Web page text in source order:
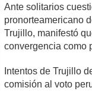
Ante solitarios
pronorteamericano
Trujillo, manifestó
convergencia como
Intentos de Trujillo
comisión al voto